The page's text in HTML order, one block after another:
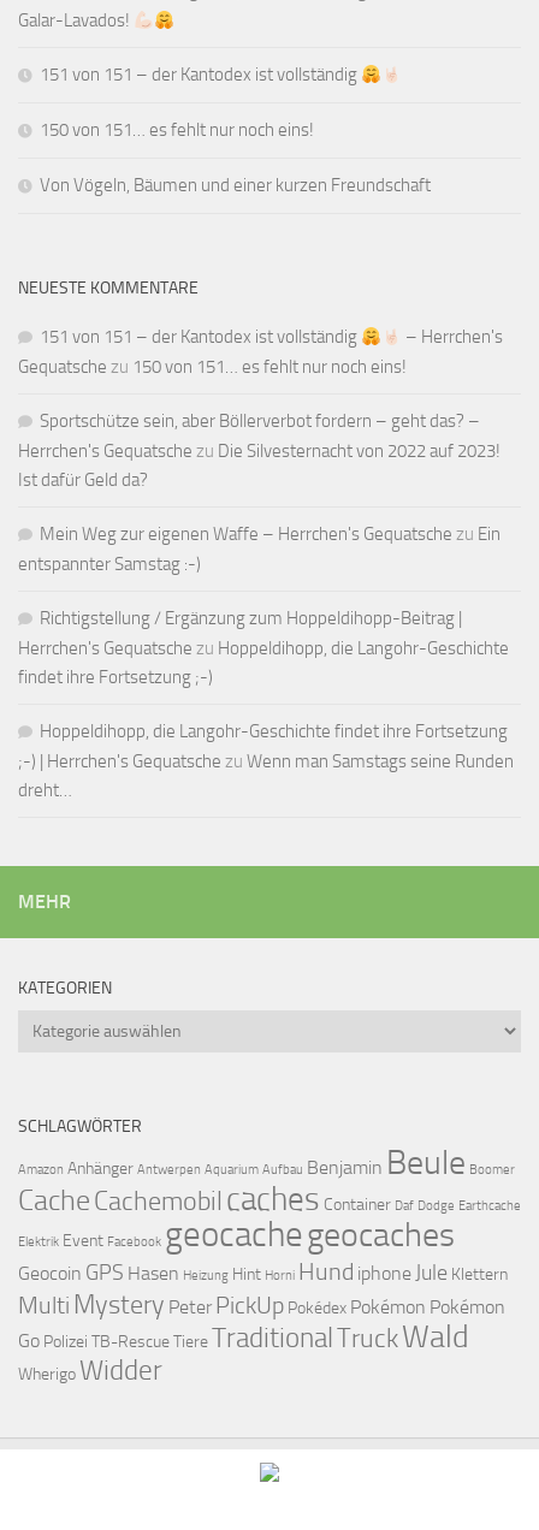
Galar-Lavados!
151 von 151 – der Kantodex ist vollständig
150 von 151… es fehlt nur noch eins!
Von Vögeln, Bäumen und einer kurzen Freundschaft
NEUESTE KOMMENTARE
151 von 151 – der Kantodex ist vollständig
– Herrchen's
Gequatsche zu 150 von 151… es fehlt nur noch eins!
Sportschütze sein, aber Böllerverbot fordern – geht das? –
Herrchen's Gequatsche zu Die Silvesternacht von 2022 auf 2023!
Ist dafür Geld da?
Mein Weg zur eigenen Waffe – Herrchen's Gequatsche zu Ein
entspannter Samstag :-)
Richtigstellung / Ergänzung zum Hoppeldihopp-Beitrag |
Herrchen's Gequatsche zu Hoppeldihopp, die Langohr-Geschichte
findet ihre Fortsetzung ;-)
Hoppeldihopp, die Langohr-Geschichte findet ihre Fortsetzung
;-) | Herrchen's Gequatsche zu Wenn man Samstags seine Runden
dreht…
MEHR
KATEGORIEN
Kategorien
SCHLAGWÖRTER
Amazon Anhänger Antwerpen Aquarium Aufbau Benjamin Beule Boomer
CacheCachemobil caches Container Daf Dodge Earthcache
Elektrik Event Facebook geocachegeocaches
Geocoin GPS Hasen Heizung Hint Horni Hund iphoneJule Klettern
Multi Mystery Peter PickUp Pokédex Pokémon Pokémon
Go Polizei TB-RescueTiereTraditionalTruckWald
Wherigo Widder